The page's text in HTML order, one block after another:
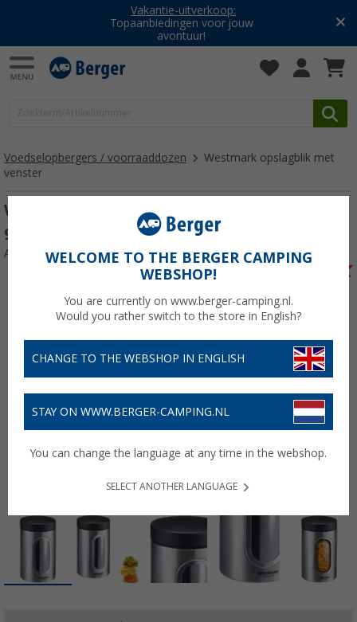
Vakantie-uitverkoop:
Topaanbiedingen voor jouw
avontuur!
Voedselopbergers / voorraaddozen
Westmark opslagblik met
venster
Westmark bewaarblik met venster met
950 ml
Artikelnr: 344728WELCOME TO THE BERGER CAMPING
WEBSHOP!
You are currently on www.berger-camping.nl.
Would you rather switch to the store in English?
CHANGE TO THE WEBSHOP IN ENGLISH
STAY ON WWW.BERGER-CAMPING.NL
You can change the language at any time in the webshop.
SELECT ANOTHER LANGUAGE